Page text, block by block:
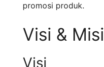
promosi produk.
Visi & Misi
Visi